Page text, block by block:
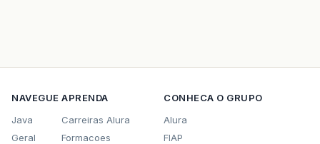
NAVEGUE
Java
Geral
APRENDA
Carreiras Alura
Formacoes
CONHECA O GRUPO
Alura
FIAP